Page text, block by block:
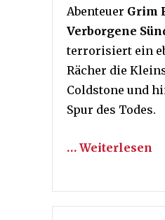
Abenteuer Grim
Verborgene
terrorisiert ein
Rächer die
Coldstone und
Spur des Todes.
… Weiterlesen